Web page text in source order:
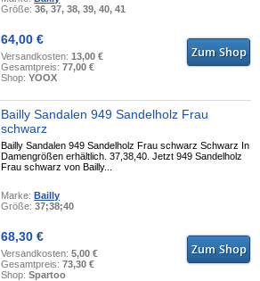
Größe:36, 37, 38, 39, 40, 41
64,00 €
Versandkosten:13,00 €
Gesamtpreis:77,00 €
Shop:YOOX
Bailly Sandalen 949 Sandelholz Frau
schwarz
Bailly Sandalen 949 Sandelholz Frau schwarz Schwarz In
Damengrößen erhältlich. 37,38,40. Jetzt 949 Sandelholz
Frau schwarz von Bailly...
Marke:Bailly
Größe:37;38;40
68,30 €
Versandkosten:5,00 €
Gesamtpreis:73,30 €
Shop:Spartoo